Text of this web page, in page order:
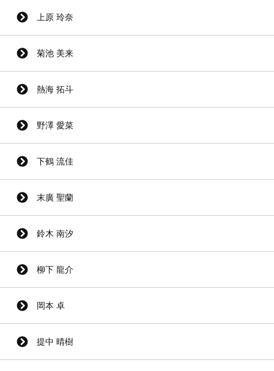
上原 玲奈
菊池 美来
熱海 拓斗
野澤 愛菜
下鶴 流佳
末廣 聖蘭
鈴木 南汐
柳下 龍介
岡本 卓
提中 晴樹